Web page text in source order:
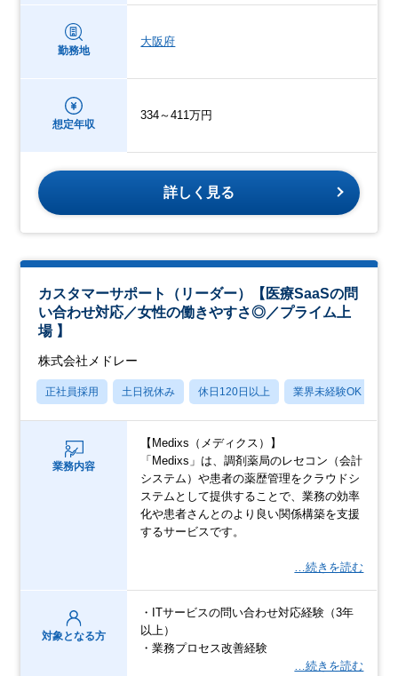
勤務地
大阪府
想定年収
334～411万円
詳しく見る
カスタマーサポート（リーダー）【医療SaaSの問
い合わせ対応／女性の働きやすさ◎／プライム上
場 】
株式会社メドレー
正社員採用 土日祝休み 休日120日以上 業界未経験OK
業務内容
【Medixs（メディクス）】
「Medixs」は、調剤薬局のレセコン（会計
システム）や患者の薬歴管理をクラウドシ
ステムとして提供することで、業務の効率
化や患者さんとのより良い関係構築を支援
するサービスです。
…続きを読む
対象となる方
・ITサービスの問い合わせ対応経験（3年
以上）
・業務プロセス改善経験
…続きを読む